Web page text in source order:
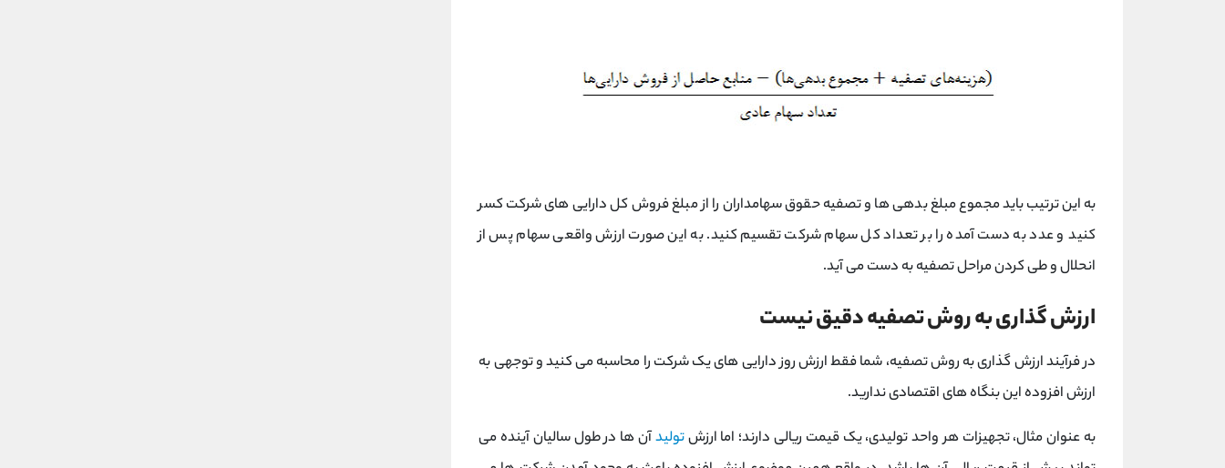
به این ترتیب باید مجموع مبلغ بدهی ها و تصفیه حقوق سهامداران را از مبلغ فروش کل دارایی های شرکت کسر
کنید و عدد به دست آمده را بر تعداد کل سهام شرکت تقسیم کنید. به این صورت ارزش واقعی سهام پس از
انحلال و طی کردن مراحل تصفیه به دست می آید.
ارزش گذاری به روش تصفیه دقیق نیست
در فرآیند ارزش گذاری به روش تصفیه، شما فقط ارزش روز دارایی های یک شرکت را محاسبه می کنید و توجهی به
ارزش افزوده این بنگاه های اقتصادی ندارید.
به عنوان مثال، تجهیزات هر واحد تولیدی، یک قیمت ریالی دارند؛ اما ارزشتولیدآن ها در طول سالیان آینده می